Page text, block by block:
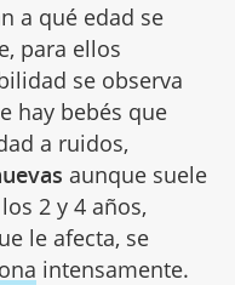
a qué edad se
para ellos
se observa
hay bebés que
a ruidos,
aunque suele
2 y 4 años,
le afecta, se
intensamente.